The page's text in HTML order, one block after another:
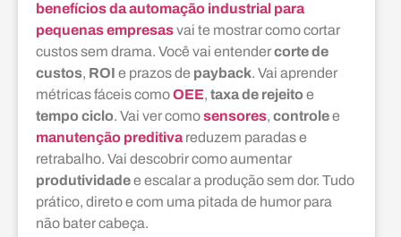
benefícios da automação industrial para
pequenas empresasvai te mostrar como cortar
custos sem drama. Você vai entendercorte de
custos, ROI e prazos de payback. Vai aprender
métricas fáceis comoOEE, taxa de rejeito e
tempo ciclo. Vai ver comosensores, controlee
manutenção preditiva reduzem paradas e
retrabalho. Vai descobrir como aumentar
produtividadee escalar a produção sem dor. Tudo
prático, direto e com uma pitada de humor para
não bater cabeça.